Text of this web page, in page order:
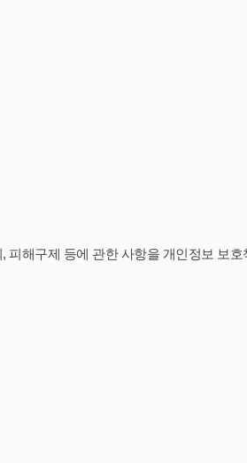
해구제 등에 관한 사항을 개인정보 보